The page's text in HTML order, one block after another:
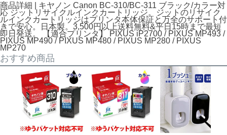
商品詳細 | キヤノン Canon BC-310/BC-311 ブラック/カラー対
応 ジットリサイクルインクカートリッジ。ジットのリサイク
ルインクカートリッジはプリンタ本体保証と万全のサポート付
きで安心。日本製。3,500円以上送料無料&平日15時まで最短
即日発送。 【適合プリンタ】 PIXUS iP2700 / PIXUS MP493 /
PIXUS MP490 / PIXUS MP480 / PIXUS MP280 / PIXUS
MP270
おすすめ商品